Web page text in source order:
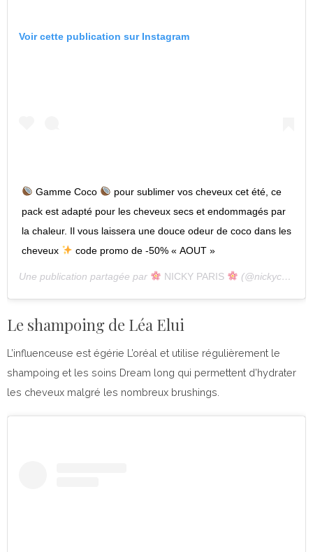
Voir cette publication sur Instagram
Gamme Coco
pour sublimer vos cheveux cet été, ce
pack est adapté pour les cheveux secs et endommagés par
la chaleur. Il vous laissera une douce odeur de coco dans les
cheveux
code promo de -50% « AOUT »
Une publication partagée par NICKY PARIS (@nickycosmeticsparis) le
Le shampoing de Léa Elui
L’influenceuse est égérie L’oréal et utilise régulièrement le
shampoing et les soins Dream long qui permettent d’hydrater
les cheveux malgré les nombreux brushings.